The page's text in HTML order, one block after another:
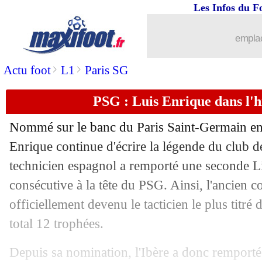
Actu foot> L1 > Paris SG
Les Infos du
PSG : Luis Enrique dans
Nommé sur le banc du Paris Saint-Germain
Enrique continue d'écrire la légende du club
technicien espagnol a remporté une seconde
consécutive à la tête du PSG. Ainsi, l'ancien
officiellement devenu le tacticien le plus titré
total 12 trophées.
Depuis sa nomination, l'Ibère a donc
VIDEO : du monde à la parade
31/05 Real: Mbappé se fait allumer en
31/05 LdC: une possession record pour le
31/05 L1: Lepaul récompensé en mai
31/05 PSG : Luis Enrique, le joli discours
31/05 PSG: les félicitations de Deschamps
Atletico: le PSG refroidi par Alvarez